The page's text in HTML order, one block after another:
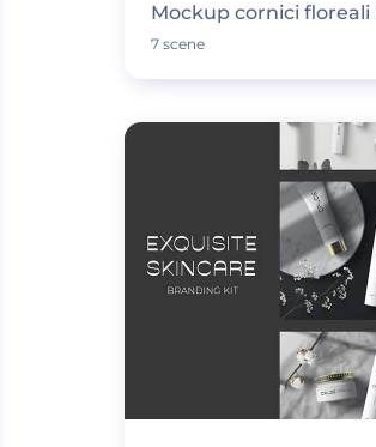
Mockup cornici floreali
7 scene